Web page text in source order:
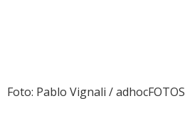
Foto: Pablo Vignali / adhocFOTOS